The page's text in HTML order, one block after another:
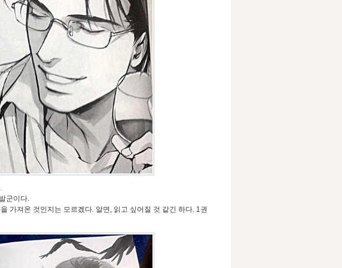
군이다.
가져온 것인지는 모르겠다. 알면, 읽고 싶어질 것 같긴 하다. 1권